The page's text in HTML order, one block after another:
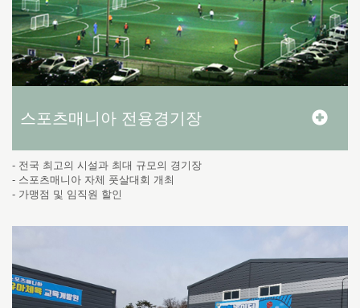
스포츠매니아 전용경기장
- 전국 최고의 시설과 최대 규모의 경기장
- 스포츠매니아 자체 풋살대회 개최
- 가맹점 및 임직원 할인